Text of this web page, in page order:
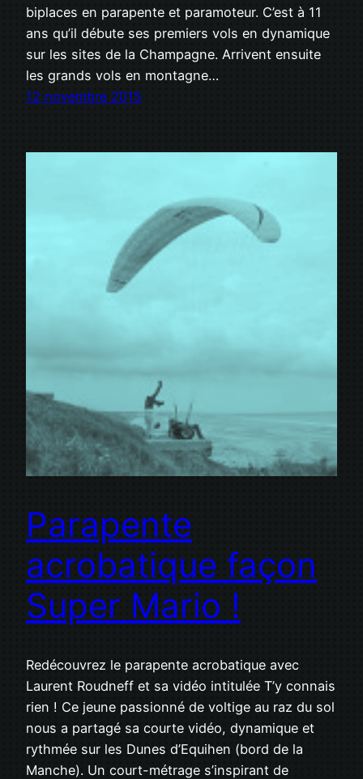
biplaces en parapente et paramoteur. C’est à 11
ans qu’il débute ses premiers vols en dynamique
sur les sites de la Champagne. Arrivent ensuite
les grands vols en montagne…
12 novembre 2015
Parapente
acrobatique façon
Super Mario !
Redécouvrez le parapente acrobatique avec
Laurent Roudneff et sa vidéo intitulée T’y connais
rien ! Ce jeune passionné de voltige au raz du sol
nous a partagé sa courte vidéo, dynamique et
rythmée sur les Dunes d’Equihen (bord de la
Manche). Un court-métrage s’inspirant de